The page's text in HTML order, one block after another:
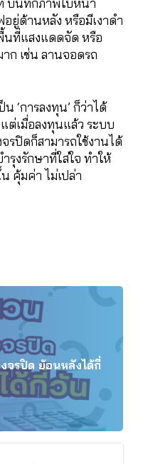
ทิ บันทึกภาพใบหน้า
ยู่ด้านหลัง หรือมีเงาดำ
นที่แสงแดดจัด หรือ
ก เช่น ลานจอดรถ
‘การลงทุน’ ก็ว่าได้
เมื่อลงทุนแล้ว ระบบ
รปิดก็สามารถใช้งานได้
งรักษาที่ใส่ใจ ทำให้
คุ้มค่า ไม่เปล่า
จรปิด ย้อนหลังได้กี่